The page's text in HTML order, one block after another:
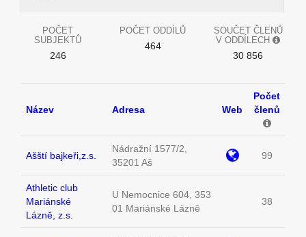
POČET
SUBJEKTŮ
246
POČET ODDÍLŮ
464
SOUČET ČLENŮ
V ODDÍLECH
30 856
Název Adresa Web
Počet
členů
Ašští bajkeři,z.s.
Nádražní 1577/2,
35201 Aš
99
Athletic club
Mariánské
Lázně, z.s.
U Nemocnice 604, 353
01 Mariánské Lázně
38